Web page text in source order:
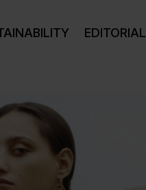
EDITORIAL